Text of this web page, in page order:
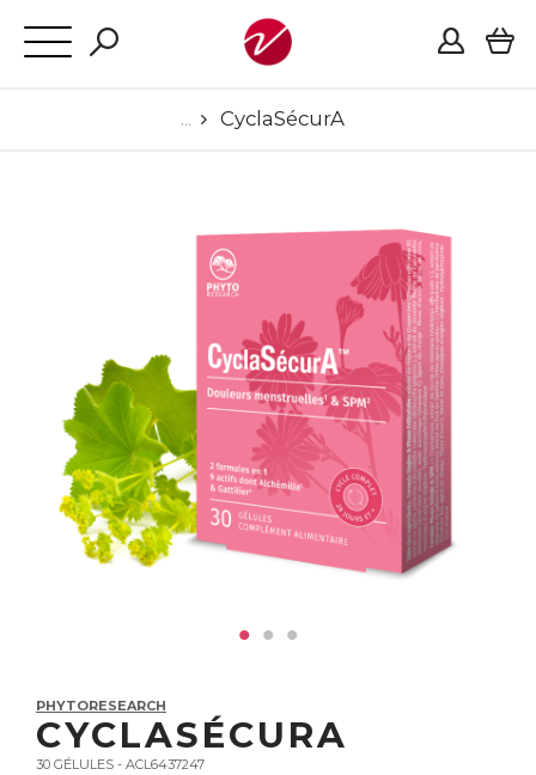
CyclaSécurA
PHYTORESEARCH
CYCLASÉCURA
30 GÉLULES - ACL6437247